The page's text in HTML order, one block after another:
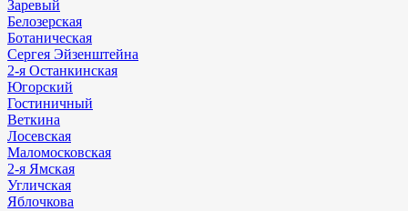
Заревый
Белозерская
Ботаническая
Сергея Эйзенштейна
2-я Останкинская
Югорский
Гостиничный
Веткина
Лосевская
Маломосковская
2-я Ямская
Угличская
Яблочкова